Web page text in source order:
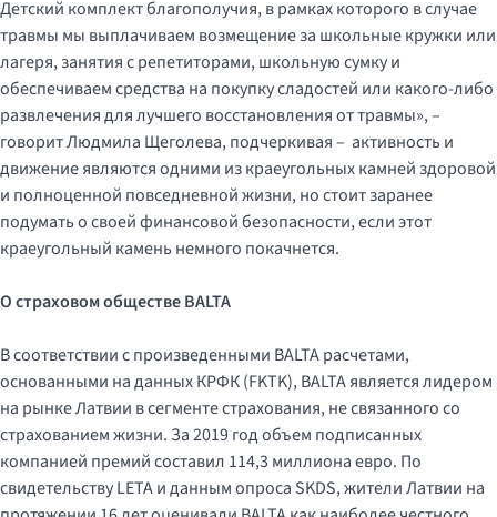
Детский комплект благополучия, в рамках которого в случае
травмы мы выплачиваем возмещение за школьные кружки или
лагеря, занятия с репетиторами, школьную сумку и
обеспечиваем средства на покупку сладостей или какого-либо
развлечения для лучшего восстановления от травмы», –
говорит Людмила Щеголева, подчеркивая – активность и
движение являются одними из краеугольных камней здоровой
и полноценной повседневной жизни, но стоит заранее
подумать о своей финансовой безопасности, если этот
краеугольный камень немного покачнется.
О страховом обществе BALTA
В соответствии с произведенными BALTA расчетами,
основанными на данных КРФК (FKTK), BALTA является лидером
на рынке Латвии в сегменте страхования, не связанного со
страхованием жизни. За 2019 год объем подписанных
компанией премий составил 114,3 миллиона евро. По
свидетельству LETA и данным опроса SKDS, жители Латвии на